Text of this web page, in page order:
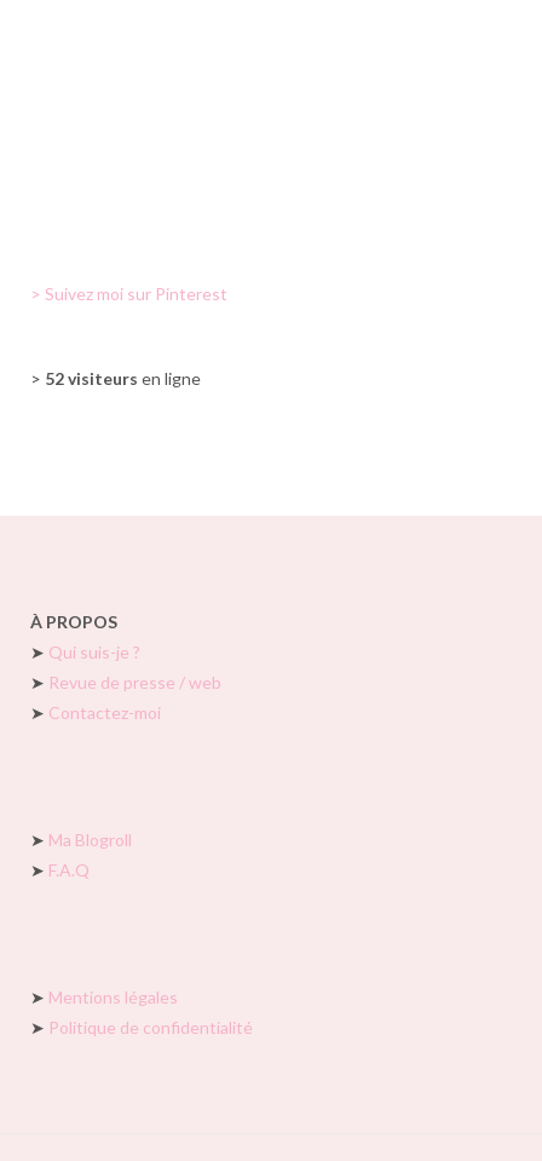
> Suivez moi sur Pinterest
> 52 visiteurs en ligne
À PROPOS
➤ Qui suis-je ?
➤ Revue de presse / web
➤ Contactez-moi
➤ Ma Blogroll
➤ F.A.Q
➤ Mentions légales
➤ Politique de confidentialité